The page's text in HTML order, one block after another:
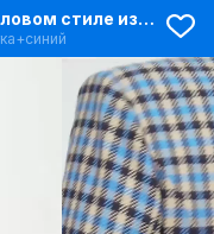
Комплект жакет и юбка в деловом стиле из текстиля